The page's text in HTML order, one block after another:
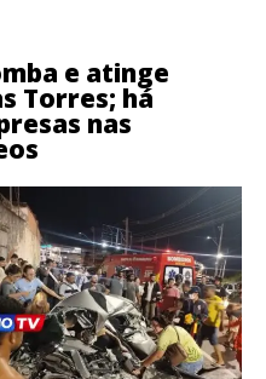
e atinge
Torres; há
nas